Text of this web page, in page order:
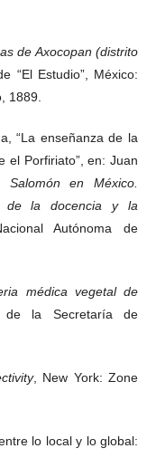
de Axocopan (distrito
“El Estudio”, México:
1889.
“La enseñanza de la
el Porfiriato”, en: Juan
en México.
de la docencia y la
Autónoma de
médica vegetal de
de la Secretaría de
, New York: Zone
lo local y lo global: